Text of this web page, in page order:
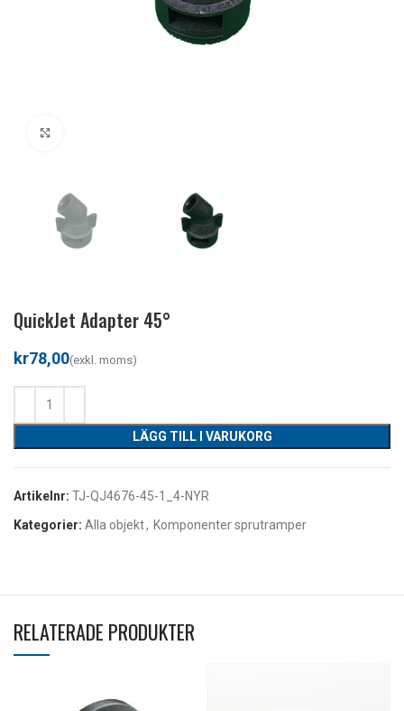
QuickJet Adapter 45°
kr
LÄGG TILL I VARUKORG
Artikelnr: TJ-QJ4676-45-1_4-NYR
Kategorier: Alla objekt, Komponenter sprutramper
RELATERADE PRODUKTER